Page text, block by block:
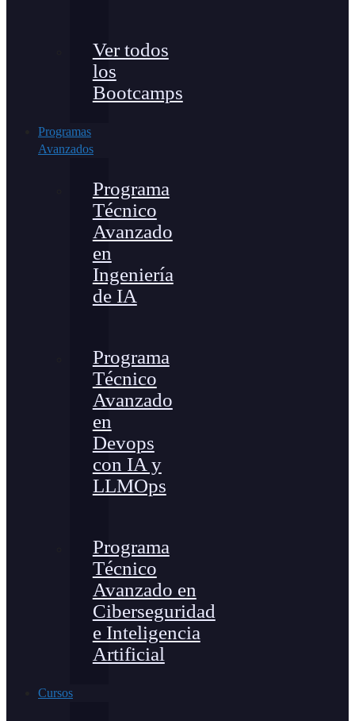
Ver todos
los
Bootcamps
Programas
Avanzados
Programa
Técnico
Avanzado
en
Ingeniería
de IA
Programa
Técnico
Avanzado
en
Devops
con IA y
LLMOps
Programa
Técnico
Avanzado en
Ciberseguridad
e Inteligencia
Artificial
Cursos